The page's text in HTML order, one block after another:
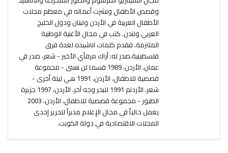
وقصص الأطفال ونشرت أعماله في معظم مجلات
الأطفال العربية في الأردن ولبنان ودول الخليج
العربي ولندن. كتب في مجال الأغنية الوطنية
الملتزمة، فقدم كلمات اناشيده لعدة فرق
فلسطينية،صدر له: أراك مرفأي الأخير - شعر، صدر في
عمان، الأردن، 1989 قسما لن ننسى - مجموعة
قصصية للاطفال، الأردن، 1991 هي ليلة أخرى -
شعر، الأردنم 1991 للبحر وجه آخر، الأردن، 1997 جزيرة
الطيور - مجموعة قصصية للاطفال، الأردن، 2003
يعمل حالياً في مجال الإعلام مديراً لتحرير إحدى
المجلات الاقتصادية في دولة الكويت.